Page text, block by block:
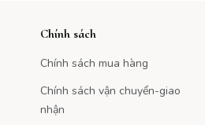
Chính sách
Chính sách mua hàng
Chính sách vận chuyển-giao
nhận